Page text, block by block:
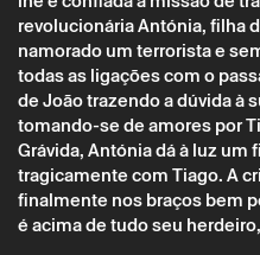
revolucionária Antónia, filha
namorado um terrorista e
todas as ligações com o
de João trazendo a dúvida à
tomando-se de amores por
Grávida, Antónia dá à luz
tragicamente com Tiago. A
finalmente nos braços bem
é acima de tudo seu
Segunda 4 agosto→
O Desejado ou As
Rocha